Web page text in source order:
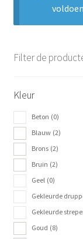
Ornamenten
Auto
Verlichting
Filter de
Kleur
Beton (0)
Blauw (2)
Brons (2)
Bruin (2)
Geel (0)
Gekleurde
Gekleurde
Goud (8)